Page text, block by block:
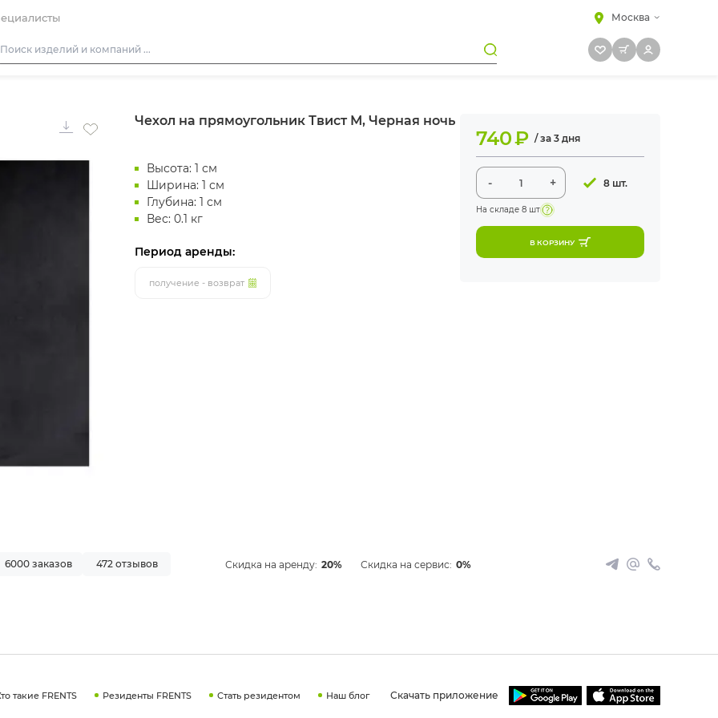
Москва
Чехол на прямоугольник Твист М, Черная ночь
Высота: 1 см
Ширина: 1 см
Глубина: 1 см
Вес: 0.1 кг
Период аренды:
получение - возврат
740₽ / за 3 дня
- + 8 шт.
На складе 8 шт
В КОРЗИНУ
6000 заказов 472 отзывов Скидка на аренду: 20% Скидка на сервис: 0%
такие FRENTS Резиденты FRENTS Стать резидентом Наш блог Скачать приложение